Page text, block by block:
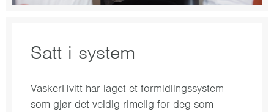
Satt i system
VaskerHvitt har laget et formidlingssystem
som gjør det veldig rimelig for deg som